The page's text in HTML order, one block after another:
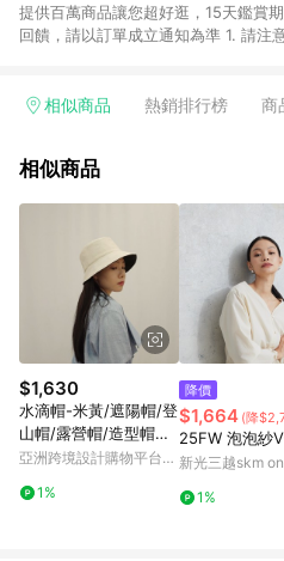
提供百萬商品讓您超好逛，15天鑑賞
回饋，請以訂單成立通知為準 1. 請注意以下品類商品均無回饋：
電玩/遊戲/相機/單眼/鏡頭/拍立得
的購回饋活動享Yahoo超贈點回饋者 -
價券等虛擬貨幣折抵 4. 大宗採購或批
有相關事證認定您為大宗採購、批發
相關認定以Yahoo購物中心之認定為準
相似商品 熱銷排行榜 商
相似商品
$1,630
水滴帽-米黃/遮陽帽/登
山帽/露營帽/造型帽子/
戶外帽/鐘型帽/漁夫
亞洲跨境設計購物平台
1%
降價
$1,664 (降
25FW 泡泡紗
新光三越skm
1%